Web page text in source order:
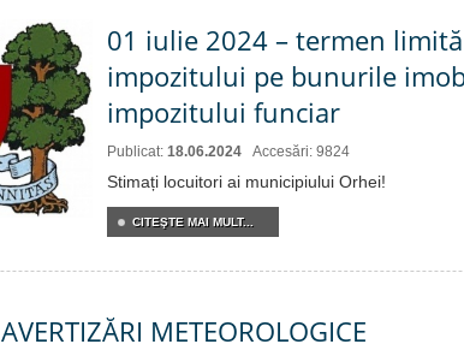
01 iulie 2024 – termen
impozitului pe bunurile
impozitului funciar
Publicat: 18.06.2024 Accesări: 9824
Stimați locuitori ai municipiului Orhei!
CITEŞTE MAI MULT...
AVERTIZĂRI METEOROLOGICE